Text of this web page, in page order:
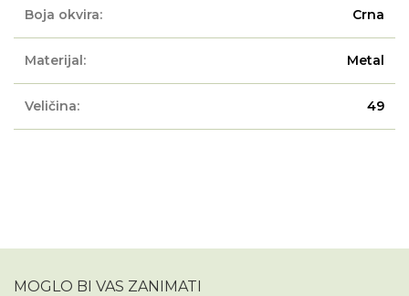
Boja okvira: Crna
Materijal: Metal
Veličina: 49
MOGLO BI VAS ZANIMATI